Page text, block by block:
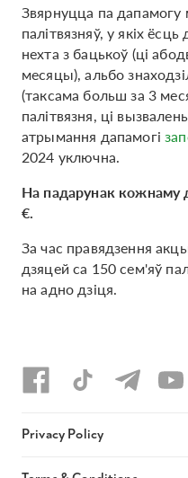
Звярнуцца па
палітвязняў, у якіх
нехта з бацькоў (ці
месяцы), альбо
(таксама больш за 3
палітвязня, ці
атрымання дапамогі
2024 уключна.
На падарунак кожнаму
€.
За час правядзення
дзяцей са 150 сем'яў
на адно дзіця.
Privacy Policy